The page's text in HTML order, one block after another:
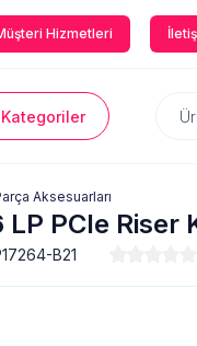
Hizmetleri
Kategoriler
Aksesuarları
LP PCIe Riser
B21